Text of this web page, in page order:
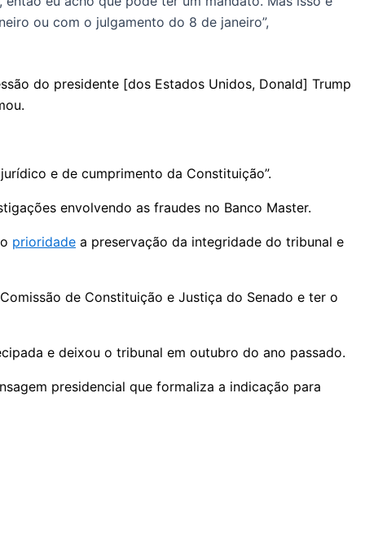
ou com o julgamento do 8 de janeiro”,
do presidente [dos Estados Unidos, Donald] Trump
e de cumprimento da Constituição”.
envolvendo as fraudes no Banco Master.
prioridade a preservação da integridade do tribunal e
de Constituição e Justiça do Senado e ter o
e deixou o tribunal em outubro do ano passado.
presidencial que formaliza a indicação para